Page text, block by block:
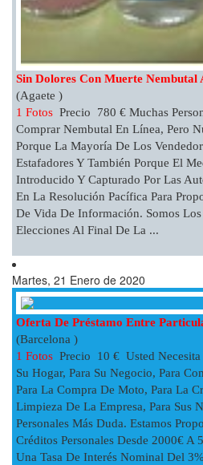
Sin Dolores Con Muerte Nembutal
(Agaete )
1 Fotos Precio 780 € Muchas
Comprar Nembutal En Línea, Pero
Porque La Mayoría De Los
Estafadores Y También Porque El
Introducido Y Capturado Por Las
En La Resolución Pacífica Para
De Vida De Información. Somos
Elecciones Al Final De La ...
Martes, 21 Enero de 2020
Oferta De Préstamo Entre
(Barcelona )
1 Fotos Precio 10 € Usted Necesita
Su Hogar, Para Su Negocio, Para
Para La Compra De Moto, Para La
Limpieza De La Empresa, Para Sus
Personales Más Duda. Estamos
Créditos Personales Desde 2000€ A
Una Tasa De Interés Nominal Del